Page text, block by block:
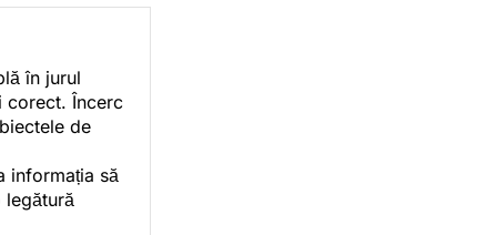
în jurul
corect. Încerc
de
informația să
legătură